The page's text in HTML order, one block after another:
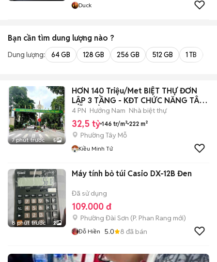
Duck
Bạn cần tìm dung lượng nào ?
Dung lượng: 64 GB 128 GB 256 GB 512 GB 1 TB
7 phút trước 5
HƠN 140 Triệu/Met BIỆT THỰ ĐƠN
LẬP 3 TẦNG - KĐT CHỨC NĂNG TÂY
MỖ - GẦ
4 PN Hướng Nam Nhà biệt thự
32,5 tỷ 146 tr/m² 222 m²
Phường Tây Mỗ
Kiều Minh Tứ
8 phút trước 2
Máy tính bỏ túi Casio DX-12B Đen
Đã sử dụng
109.000 đ
Phường Đài Sơn (P. Phan Rang mới)
Đỗ Hiền 5.0 8 đã bán